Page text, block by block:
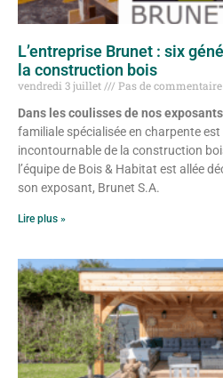
L’entreprise Brunet : six
la construction bois
vendredi 3 juillet
Pas de commentaire
Dans les coulisses de nos exposants
familiale spécialisée en charpente
incontournable de la construction
l’équipe de Bois & Habitat est allée
son exposant, Brunet S.A.
Lire plus »